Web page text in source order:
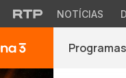
NOTÍCIAS
Programas